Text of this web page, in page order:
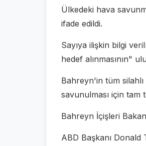
Ülkedeki hava
ifade edildi.
Sayıya ilişkin bilgi
hedef alınmasının"
Bahreyn'in tüm
savunulması için tam
Bahreyn İçişleri
ABD Başkanı Donald